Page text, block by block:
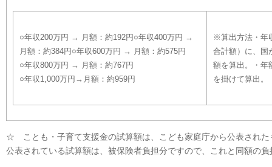
○年収200万円 → 月額：約192円○年収400万円 →
月額：約384円○年収600万円 → 月額：約575円
○年収800万円 → 月額：約767円
○年収1,000万円→月額：約959円
※算出方法・年
合計額）に、国
額を算出。・年
を掛けて算出。
☆ ことも・子育て支援金の試算額は、こども家庭庁から公表された
公表されている試算額は、被保険者負担分ですので、これと同額の